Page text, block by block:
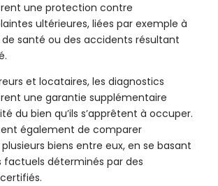
une protection contre
ultérieures, liées par exemple à
santé ou des accidents résultant
et locataires, les diagnostics
une garantie supplémentaire
du bien qu’ils s’apprêtent à occuper.
également de comparer
biens entre eux, en se basant
factuels déterminés par des